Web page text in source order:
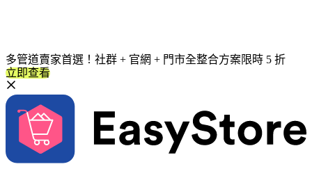
多管道賣家首選！社群 + 官網 + 門市全整合方案限時 5 折
立即查看